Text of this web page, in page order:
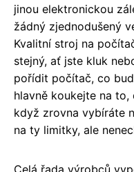
jinou elektronickou
žádný zjednodušený
Kvalitní stroj na
stejný, ať jste kluk
pořídit počítač, co
hlavně koukejte na
když zrovna vybíráte
na ty limitky, ale